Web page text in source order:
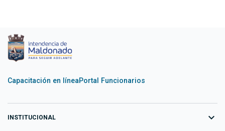
Capacitación en líneaPortal Funcionarios
INSTITUCIONAL expand_more